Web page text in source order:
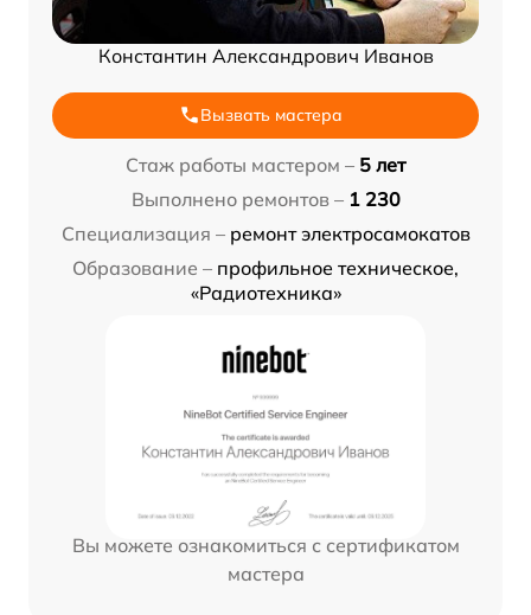
Константин Александрович Иванов
Вызвать мастера
Стаж работы мастером – 5 лет
Выполнено ремонтов – 1 230
Специализация – ремонт электросамокатов
Образование – профильное техническое,
«Радиотехника»
Вы можете ознакомиться с сертификатом
мастера